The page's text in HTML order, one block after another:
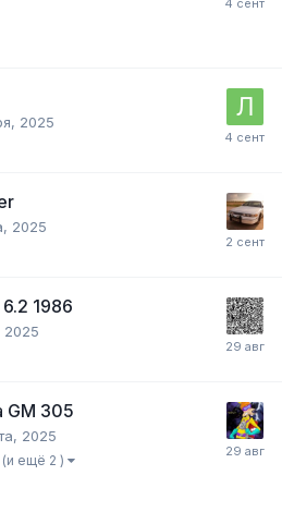
2025
2025
1986
2025
GM 305
2025
(и ещё 2 )